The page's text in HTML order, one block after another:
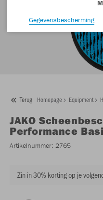
Terug Homepage Equipment
JAKO
Performance
Artikelnummer: 2765
Zin in 30% korting op je
Gegevensbescherming